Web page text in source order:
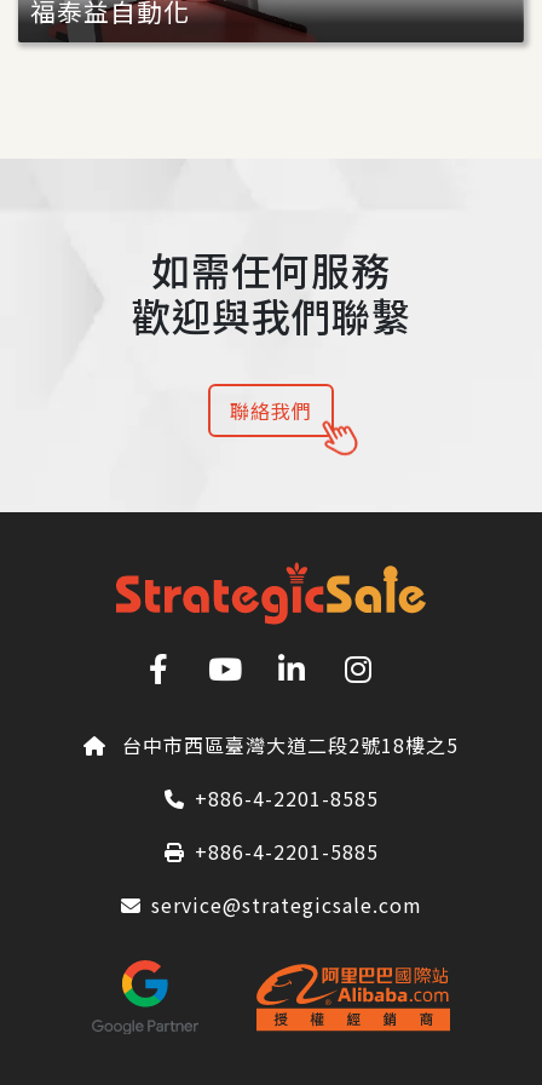
福泰益自動化
如需任何服務
歡迎與我們聯繫
聯絡我們
台中市西區臺灣大道二段2號18樓之5
+886-4-2201-8585
+886-4-2201-5885
service@strategicsale.com